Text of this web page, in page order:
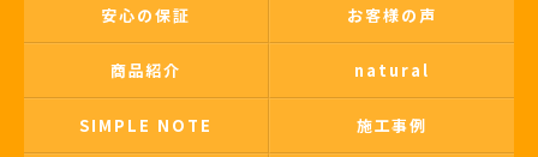
安心の保証 お客様の声
商品紹介 natural
SIMPLE NOTE 施工事例